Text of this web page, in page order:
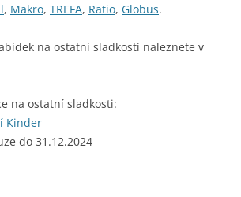
, Makro, TREFA, Ratio, Globus.
na ostatní sladkosti naleznete v
na ostatní sladkosti:
Kinder
do 31.12.2024